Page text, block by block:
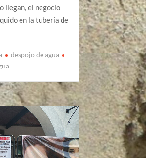
llegan, el negocio
en la tubería de
despojo de agua